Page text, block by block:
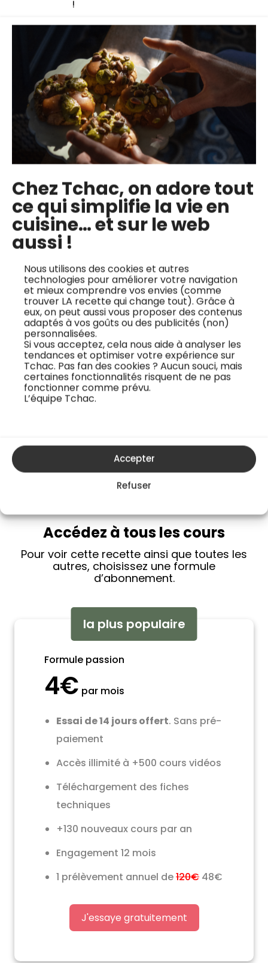
!
Chez Tchac, on adore tout
ce qui simplifie la vie en
cuisine… et sur le web
aussi !
Nous utilisons des cookies et autres
technologies pour améliorer votre navigation
et mieux comprendre vos envies (comme
trouver LA recette qui change tout). Grâce à
eux, on peut aussi vous proposer des contenus
adaptés à vos goûts ou des publicités (non)
personnalisées.
Si vous acceptez, cela nous aide à analyser les
tendances et optimiser votre expérience sur
Tchac. Pas fan des cookies ? Aucun souci, mais
certaines fonctionnalités risquent de ne pas
fonctionner comme prévu.
L’équipe Tchac.
Accepter
Refuser
Les cours en ligne du chef
La cuisson parfaite
des pâtes
Le chef italien Julien
Serri vous partage le
secret pour une
cuisson parfaite des
pâtes. Comme il
l’explique, en Italie,
l’on peut manger des
pâtes à tous les
repas. Réussir la
cuisson des pâtes
Focaccia aux
La focaccia est un
incontournable de la
cuisine italienne,
réputée pour sa
texture moelleuse et
ses saveurs
méditerranéennes.
Avec cette recette
cette pâte iconique
en suivant des é...
Accédez à tous les cours
Pour voir cette recette ainsi que toutes les
autres, choisissez une formule
d’abonnement.
la plus populaire
Formule passion
4€ par mois
Essai de 14 jours offert. Sans pré-
paiement
Accès illimité à +500 cours vidéos
Téléchargement des fiches
techniques
+130 nouveaux cours par an
Engagement 12 mois
1 prélèvement annuel de120€ 48€
J'essaye gratuitement